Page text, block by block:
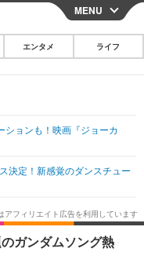
CLOSE
その他
韓国・芸能
スポーツ
グルメ
ショッピング
MENU
エンタメ ライフ
ョンも！映画『ジョーカ
決定！新感覚のダンスチュー
ガンダムソング熱